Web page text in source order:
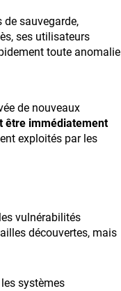
sauvegarde,
ses utilisateurs
toute anomalie
de nouveaux
être immédiatement
exploités par les
vulnérabilités
découvertes, mais
systèmes